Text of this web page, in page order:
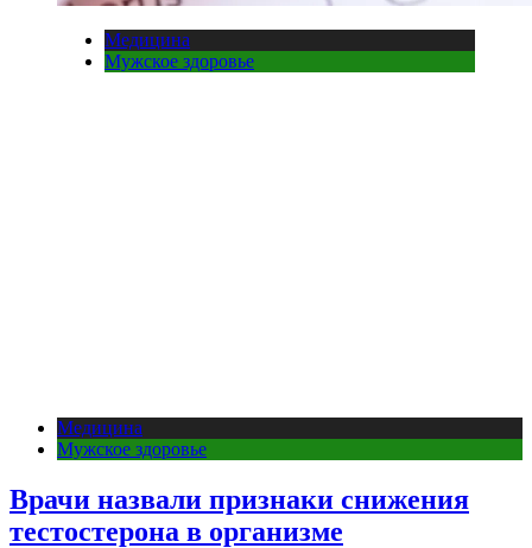
Медицина
Мужское здоровье
Медицина
Мужское здоровье
Врачи назвали признаки снижения
тестостерона в организме